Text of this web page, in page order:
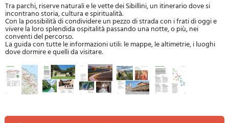
Tra parchi, riserve naturali e le vette dei Sibillini, un itinerario dove si
incontrano storia, cultura e spiritualità.
Con la possibilità di condividere un pezzo di strada con i frati di oggi e
vivere la loro splendida ospitalità passando una notte, o più, nei
conventi del percorso.
La guida con tutte le informazioni utili: le mappe, le altimetrie, i luoghi
dove dormire e quelli da visitare.